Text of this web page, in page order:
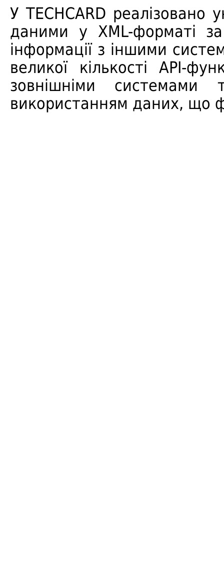
У TECHCARD реалізовано
даними у XML-форматі за
інформації з іншими
великої кількості API-
зовнішніми системами
використанням даних, що